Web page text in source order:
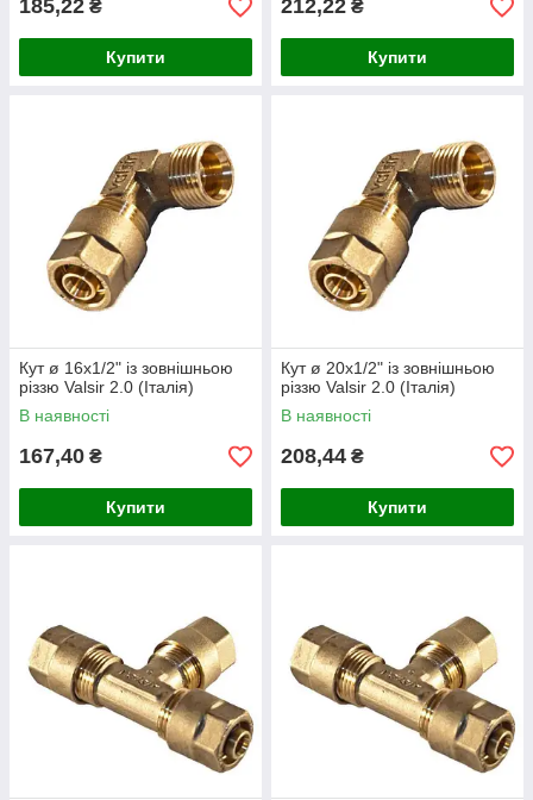
185,22 ₴
Купити
212,22 ₴
Купити
Кут ø 16х1/2" із зовнішньою
різзю Valsir 2.0 (Італія)
В наявності
167,40 ₴
Купити
Кут ø 20х1/2" із зовнішньою
різзю Valsir 2.0 (Італія)
В наявності
208,44 ₴
Купити